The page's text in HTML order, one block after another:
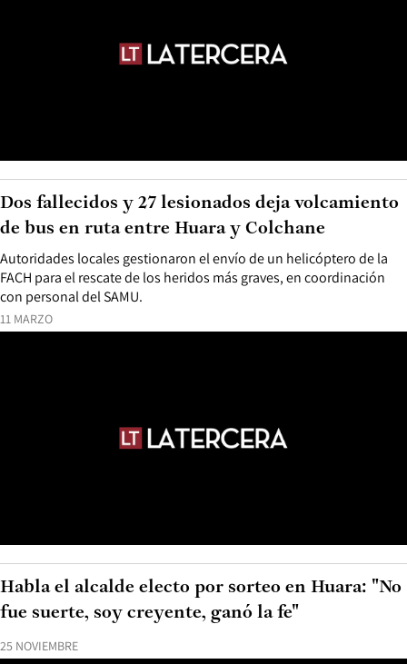
11 MARZO
Autoridades locales gestionaron el envío de un helicóptero de la
FACH para el rescate de los heridos más graves, en coordinación
con personal del SAMU.
Dos fallecidos y 27 lesionados deja volcamiento
de bus en ruta entre Huara y Colchane
25 NOVIEMBRE
Habla el alcalde electo por sorteo en Huara: "No
fue suerte, soy creyente, ganó la fe"